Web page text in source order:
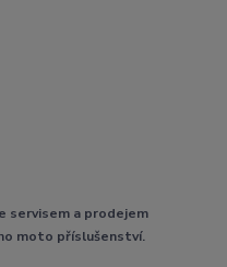
servisem a prodejem
moto příslušenství.